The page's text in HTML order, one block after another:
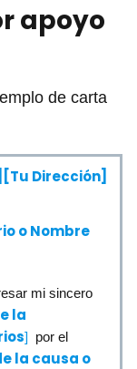
apoyo
de carta
Dirección]
o Nombre
mi sincero
la
] por el
la causa o